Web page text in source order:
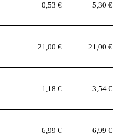
0,53 € 5,30 €
21,00 € 21,00 €
1,18 € 3,54 €
6,99 € 6,99 €